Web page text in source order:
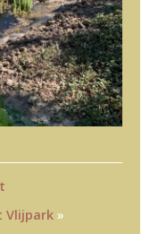
Vlijpark»